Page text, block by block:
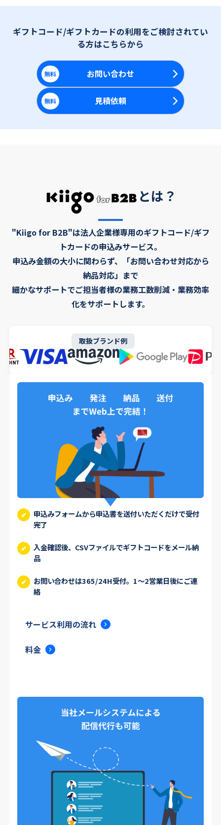
ギフトコード/ギフトカードの利用をご検討されてい
る方はこちらから
無料 お問い合わせ
無料 見積依頼
とは？
"Kiigo for B2B"は法人企業様専用のギフトコード/ギフ
トカードの申込みサービス。
申込み金額の大小に関わらず、「お問い合わせ対応から
納品対応」まで
細かなサポートでご担当者様の業務工数削減・業務効率
化をサポートします。
取扱ブランド例
✔
申込みフォームから申込書を送付いただくだけで受付
完了
✔
入金確認後、CSVファイルでギフトコードをメール納
品
✔
お問い合わせは365/24H受付。1～2営業日後にご連
絡
サービス利用の流れ
料金